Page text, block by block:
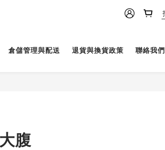
倉儲管理與配送 退貨與換貨政策 聯絡我們
腹